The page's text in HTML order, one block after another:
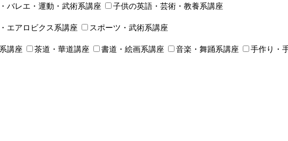
バレエ・運動・武術系講座
子供の英語・芸術・教養系講座
エアロビクス系講座
スポーツ・武術系講座
講座 茶道・華道講座 書道・絵画系講座 音楽・舞踊系講座
手作り・